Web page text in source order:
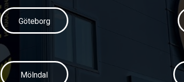
Göteborg
Mölndal